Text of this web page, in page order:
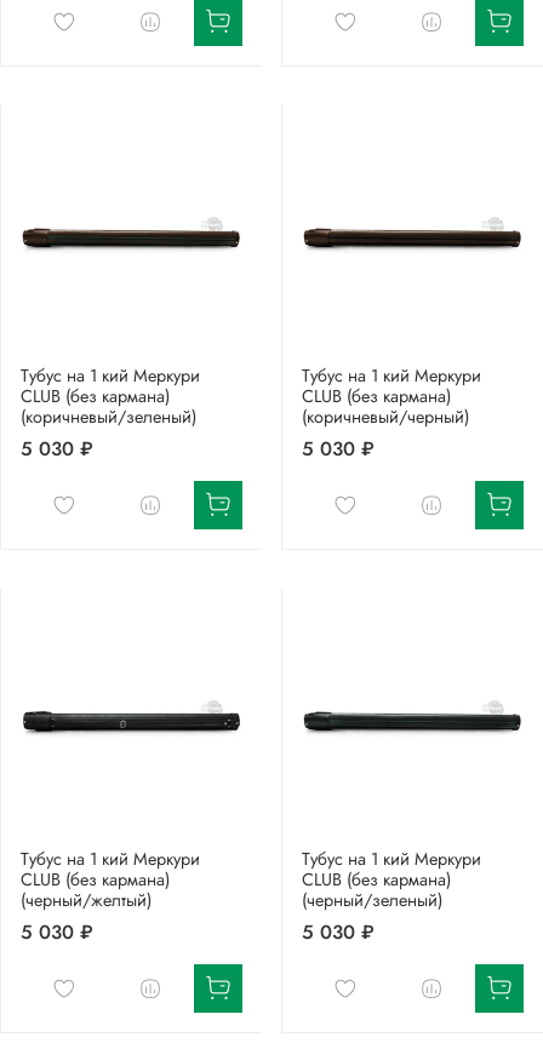
Тубус на 1 кий Меркури
CLUB (без кармана)
(коричневый/зеленый)
5 030 ₽
Тубус на 1 кий Меркури
CLUB (без кармана)
(коричневый/черный)
5 030 ₽
Тубус на 1 кий Меркури
CLUB (без кармана)
(черный/желтый)
5 030 ₽
Тубус на 1 кий Меркури
CLUB (без кармана)
(черный/зеленый)
5 030 ₽